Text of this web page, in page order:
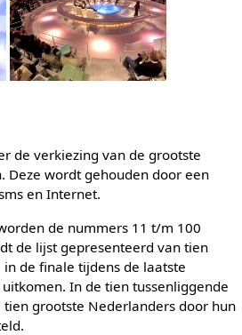
de verkiezing van de grootste
Deze wordt gehouden door een
en Internet.
de nummers 11 t/m 100
de lijst gepresenteerd van tien
de finale tijdens de laatste
In de tien tussenliggende
grootste Nederlanders door hun